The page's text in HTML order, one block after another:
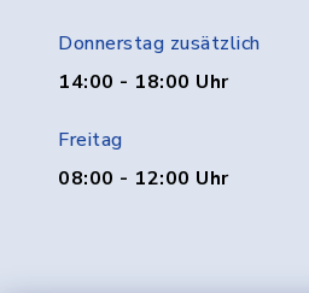
Donnerstag zusätzlich
14:00 - 18:00 Uhr
Freitag
08:00 - 12:00 Uhr